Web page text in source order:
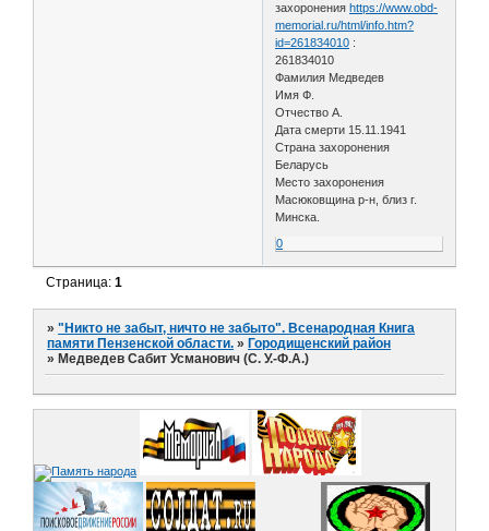
захороненияhttps://www.obd-
memorial.ru/html/info.htm?
id=261834010 :
261834010
Фамилия Медведев
Имя Ф.
Отчество А.
Дата смерти 15.11.1941
Страна захоронения
Беларусь
Место захоронения
Масюковщина р-н, близ г.
Минска.
0
Страница:1
»"Никто не забыт, ничто не забыто". Всенародная Книга
памяти Пензенской области. »Городищенский район
»Медведев Сабит Усманович (С. У.-Ф.А.)